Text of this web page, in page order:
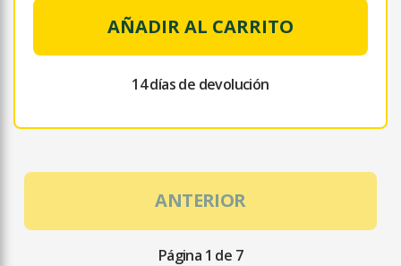
AÑADIR AL CARRITO
14 días de devolución
ANTERIOR
Página 1 de 7